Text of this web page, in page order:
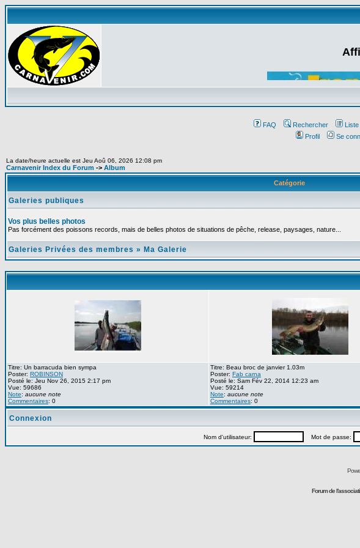
FAQ Rechercher
Profil
Se
La date/heure actuelle est Jeu Aoû 06, 2026 12:08 pm
Carnavenir Index du Forum -> Album
Catégorie
Galeries publiques
Vos plus belles photos
Pas forcément des poissons records, mais de belles photos de situations de pêche, release, paysages, nature...
Galeries Privées des membres » Ma Galerie
Titre: Un barracuda bien sympa
Poster: ROBINSON
Posté le: Jeu Nov 26, 2015 2:17 pm
Vue: 59686
Note: aucune note
Commentaires: 0
Titre: Beau broc de janvier 1.03m
Poster: Fab carna
Posté le: Sam Fév 22, 2014 12:23 am
Vue: 59214
Note: aucune note
Commentaires: 0
Connexion
Nom d'utilisateur: Mot de passe:
Forum de